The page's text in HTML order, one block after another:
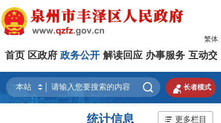
繁体
首页 区政府 政务公开 解读回应 办事服务 互动交
  长者模式
统计信息 更多栏目